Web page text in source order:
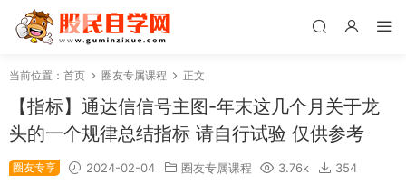
当前位置： 首页 圈友专属课程 正文
【指标】通达信信号主图-年末这几个月关于龙
头的一个规律总结指标 请自行试验 仅供参考
圈友专享 2024-02-04 圈友专属课程 3.76k 354